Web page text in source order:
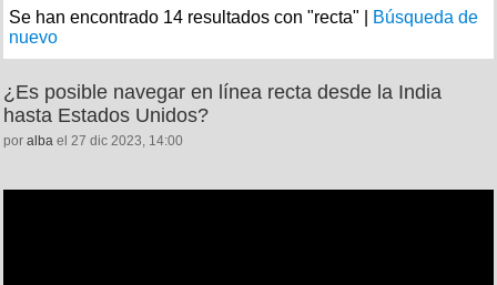
Se han encontrado 14 resultados con "recta" |
Búsqueda de
nuevo
¿Es posible navegar en línea recta desde la India
hasta Estados Unidos?
por alba el 27 dic 2023, 14:00